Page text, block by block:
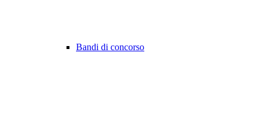
Bandi di concorso